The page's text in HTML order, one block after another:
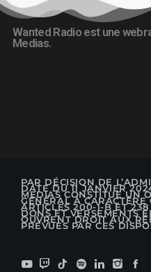
Wanted Radio est une
Medias.
PAR DÉCISION DE
DATE DU 11 JANVIER
MEDIAS CONSTITUE UN
GÉNÉRAL À CARACTÈRE
ARTICLES 200-1-B ET
DONS ET VERSEMENTS
OUVRENT DROIT AUX
PRÉVUES PAR CES